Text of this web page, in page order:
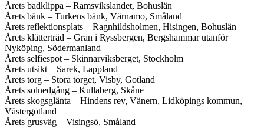
Årets badklippa – Ramsvikslandet, Bohuslän
Årets bänk – Turkens bänk, Värnamo, Småland
Årets reflektionsplats – Ragnhildsholmen, Hisingen, Bohuslän
Årets klätterträd – Gran i Ryssbergen, Bergshammar utanför
Nyköping, Södermanland
Årets selfiespot – Skinnarviksberget, Stockholm
Årets utsikt – Sarek, Lappland
Årets torg – Stora torget, Visby, Gotland
Årets solnedgång – Kullaberg, Skåne
Årets skogsglänta – Hindens rev, Vänern, Lidköpings kommun,
Västergötland
Årets grusväg – Visingsö, Småland